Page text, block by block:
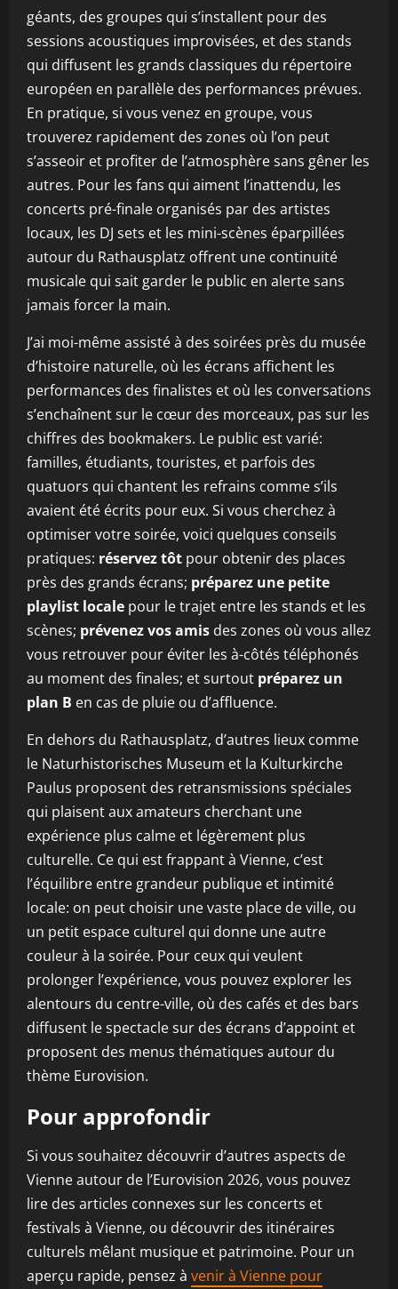
géants, des groupes qui s’installent pour des
sessions acoustiques improvisées, et des stands
qui diffusent les grands classiques du répertoire
européen en parallèle des performances prévues.
En pratique, si vous venez en groupe, vous
trouverez rapidement des zones où l’on peut
s’asseoir et profiter de l’atmosphère sans gêner les
autres. Pour les fans qui aiment l’inattendu, les
concerts pré-finale organisés par des artistes
locaux, les DJ sets et les mini-scènes éparpillées
autour du Rathausplatz offrent une continuité
musicale qui sait garder le public en alerte sans
jamais forcer la main.
J’ai moi-même assisté à des soirées près du musée
d’histoire naturelle, où les écrans affichent les
performances des finalistes et où les conversations
s’enchaînent sur le cœur des morceaux, pas sur les
chiffres des bookmakers. Le public est varié:
familles, étudiants, touristes, et parfois des
quatuors qui chantent les refrains comme s’ils
avaient été écrits pour eux. Si vous cherchez à
optimiser votre soirée, voici quelques conseils
pratiques: réservez tôt pour obtenir des places
près des grands écrans; préparez une petite
playlist locale pour le trajet entre les stands et les
scènes; prévenez vos amis des zones où vous allez
vous retrouver pour éviter les à-côtés téléphonés
au moment des finales; et surtout préparez un
plan B en cas de pluie ou d’affluence.
En dehors du Rathausplatz, d’autres lieux comme
le Naturhistorisches Museum et la Kulturkirche
Paulus proposent des retransmissions spéciales
qui plaisent aux amateurs cherchant une
expérience plus calme et légèrement plus
culturelle. Ce qui est frappant à Vienne, c’est
l’équilibre entre grandeur publique et intimité
locale: on peut choisir une vaste place de ville, ou
un petit espace culturel qui donne une autre
couleur à la soirée. Pour ceux qui veulent
prolonger l’expérience, vous pouvez explorer les
alentours du centre-ville, où des cafés et des bars
diffusent le spectacle sur des écrans d’appoint et
proposent des menus thématiques autour du
thème Eurovision.
Pour approfondir
Si vous souhaitez découvrir d’autres aspects de
Vienne autour de l’Eurovision 2026, vous pouvez
lire des articles connexes sur les concerts et
festivals à Vienne, ou découvrir des itinéraires
culturels mêlant musique et patrimoine. Pour un
aperçu rapide, pensez à venir à Vienne pour